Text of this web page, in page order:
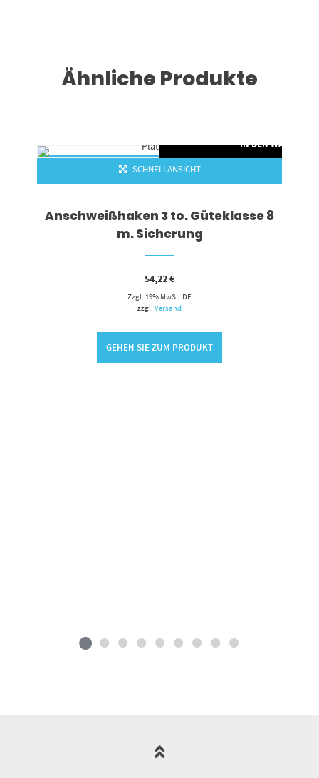
Ähnliche Produkte
IN DEN
SCHNELLANSICHT
Anschweißhaken 3 to. Güteklasse 8
m. Sicherung
54,22€
Zzgl. 19% MwSt. DE
zzgl.Versand
GEHEN SIE ZUM PRODUKT